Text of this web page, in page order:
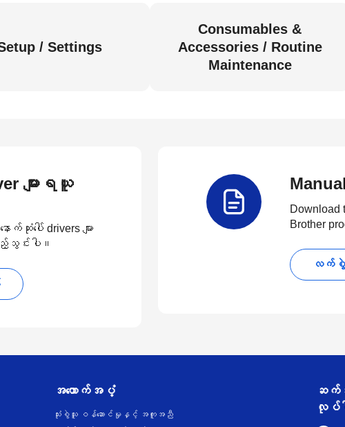
/ Settings
Consumables &
Accessories / Routine
Maintenance
များရယူ
ပေါ် drivers များ
သွင်းပါ။
Download
Brother
လက်စွဲ
အထောက်အပံ့
သုံးစွဲသူ ဝန်ဆောင်မှုနှင့် အကူအညီ
ဆက်
လုပ်